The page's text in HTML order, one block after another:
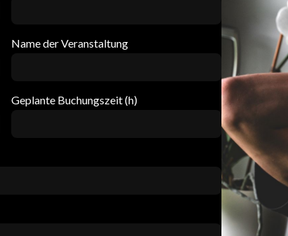
Name der Veranstaltung
Geplante Buchungszeit (h)